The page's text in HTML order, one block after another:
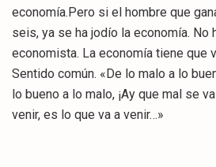
economía.Pero si el hombre que
seis, ya se ha jodío la economía. No
economista. La economía tiene que
Sentido común. «De lo malo a lo
lo bueno a lo malo, ¡Ay que mal se
venir, es lo que va a venir…»